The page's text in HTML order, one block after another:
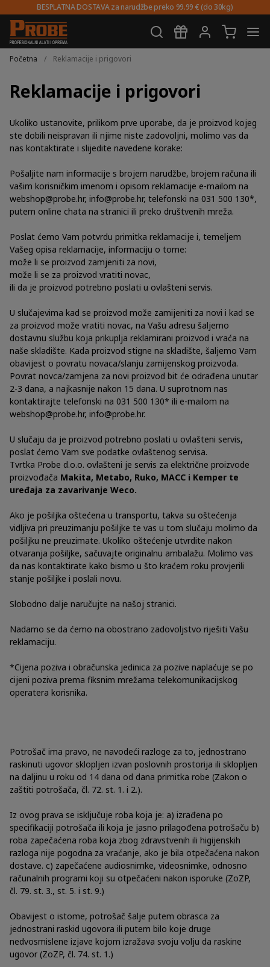
BESPLATNA DOSTAVA za narudžbe preko 99.99 € (do 30kg)
Preskoči
na
Skoči
do
Početna / Reklamacije i prigovori
Reklamacije i prigovori
Ukoliko ustanovite, prilikom prve uporabe, da je proizvod kojeg
ste dobili neispravan ili njime niste zadovoljni, molimo vas da
nas kontaktirate i slijedite navedene korake:
Pošaljite nam informacije s brojem narudžbe, brojem računa ili
vašim korisničkim imenom i opisom reklamacije e-mailom na
webshop@probe.hr, info@probe.hr, telefonski na 031 500 130*,
putem online chata na stranici ili preko društvenih mreža.
Poslat ćemo Vam potvrdu primitka reklamacije i, temeljem
Vašeg opisa reklamacije, informaciju o tome:
može li se proizvod zamjeniti za novi,
može li se za proizvod vratiti novac,
ili da je proizvod potrebno poslati u ovlašteni servis.
U slučajevima kad se proizvod može zamijeniti za novi i kad se
za proizvod može vratiti novac, na Vašu adresu šaljemo
dostavnu službu koja prikuplja reklamirani proizvod i vraća na
naše skladište. Kada proizvod stigne na skladište, šaljemo Vam
obavijest o povratu novaca/slanju zamijenskog proizvoda.
Povrat novca/zamjena za novi proizvod bit će odrađena unutar
2-3 dana, a najkasnije nakon 15 dana. U suprotnom nas
kontaktirajte telefonski na 031 500 130* ili e-mailom na
webshop@probe.hr, info@probe.hr.
U slučaju da je proizvod potrebno poslati u ovlašteni servis,
poslat ćemo Vam sve podatke ovlaštenog servisa.
Tvrtka Probe d.o.o. ovlašteni je servis za električne proizvode
proizvođača Makita, Metabo, Ruko, MACC i Kemper te
uređaja za zavarivanje Weco.
Ako je pošiljka oštećena u transportu, takva su oštećenja
vidljiva pri preuzimanju pošiljke te vas u tom slučaju molimo da
pošiljku ne preuzimate. Ukoliko oštećenje utvrdite nakon
otvaranja pošiljke, sačuvajte originalnu ambalažu. Molimo vas
da nas kontaktirate kako bismo u što kraćem roku provjerili
stanje pošiljke i poslali novu.
Slobodno dalje naručujte na našoj stranici.
Nadamo se da ćemo na obostrano zadovoljstvo riješiti Vašu
reklamaciju.
*Cijena poziva i obračunska jedinica za pozive naplaćuje se po
cijeni poziva prema fiksnim mrežama telekomunikacijskog
operatera korisnika.
Potrošač ima pravo, ne navodeći razloge za to, jednostrano
raskinuti ugovor sklopljen izvan poslovnih prostorija ili sklopljen
na daljinu u roku od 14 dana od dana primitka robe (Zakon o
zaštiti potrošača, čl. 72. st. 1. i 2.).
Iz ovog prava se isključuje roba koja je: a) izrađena po
specifikaciji potrošača ili koja je jasno prilagođena potrošaču b)
roba zapečaćena roba koja zbog zdravstvenih ili higijenskih
razloga nije pogodna za vraćanje, ako je bila otpečaćena nakon
dostave. c) zapečaćene audiosnimke, videosnimke, odnosno
računalnih programi koji su otpečaćeni nakon isporuke (ZoZP,
čl. 79. st. 3., st. 5. i st. 9.)
Obavijest o istome, potrošač šalje putem obrasca za
jednostrani raskid ugovora ili putem bilo koje druge
nedvosmislene izjave kojom izražava svoju volju da raskine
ugovor (ZoZP, čl. 74. st. 1.)